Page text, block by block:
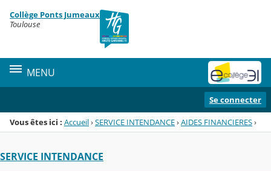
Menu de la rubrique
Contenu
Collège Ponts Jumeaux
Toulouse
MENU
Se connecter
Vous êtes ici : Accueil›SERVICE INTENDANCE›AIDES FINANCIERES›
SERVICE INTENDANCE